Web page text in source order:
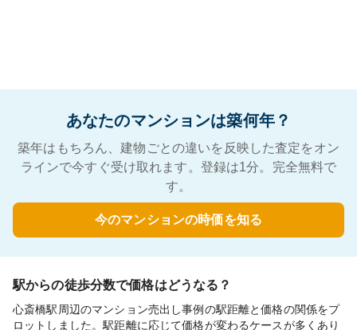
あなたのマンションは築何年？
築年はもちろん、建物ごとの違いを反映した査定をオン
ラインで今すぐ受け取れます。登録は1分。完全無料で
す。
今のマンションの時価を知る
駅からの徒歩分数で価格はどうなる？
心斎橋駅周辺のマンション売出し事例の駅距離と価格の関係をプ
ロットしました。駅距離に応じて価格が変わるケースが多くあり